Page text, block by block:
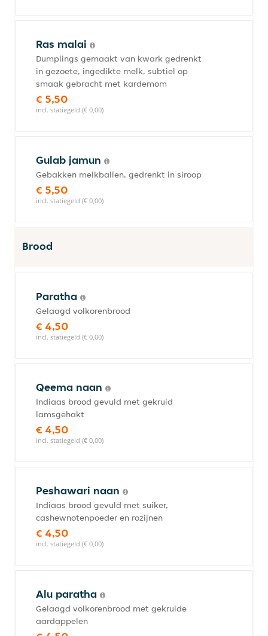
Ras malai
Dumplings gemaakt van kwark gedrenkt
in gezoete, ingedikte melk, subtiel op
smaak gebracht met kardemom
€ 5,50
incl. statiegeld (€ 0,00)
Gulab jamun
Gebakken melkballen, gedrenkt in siroop
€ 5,50
incl. statiegeld (€ 0,00)
Brood
Paratha
Gelaagd volkorenbrood
€ 4,50
incl. statiegeld (€ 0,00)
Qeema naan
Indiaas brood gevuld met gekruid
lamsgehakt
€ 4,50
incl. statiegeld (€ 0,00)
Peshawari naan
Indiaas brood gevuld met suiker,
cashewnotenpoeder en rozijnen
€ 4,50
incl. statiegeld (€ 0,00)
Alu paratha
Gelaagd volkorenbrood met gekruide
aardappelen